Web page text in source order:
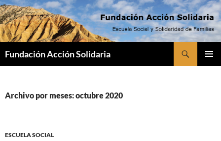
Saltar
al
contenido
Fundación Acción Solidaria
Archivo por meses: octubre 2020
ESCUELA SOCIAL